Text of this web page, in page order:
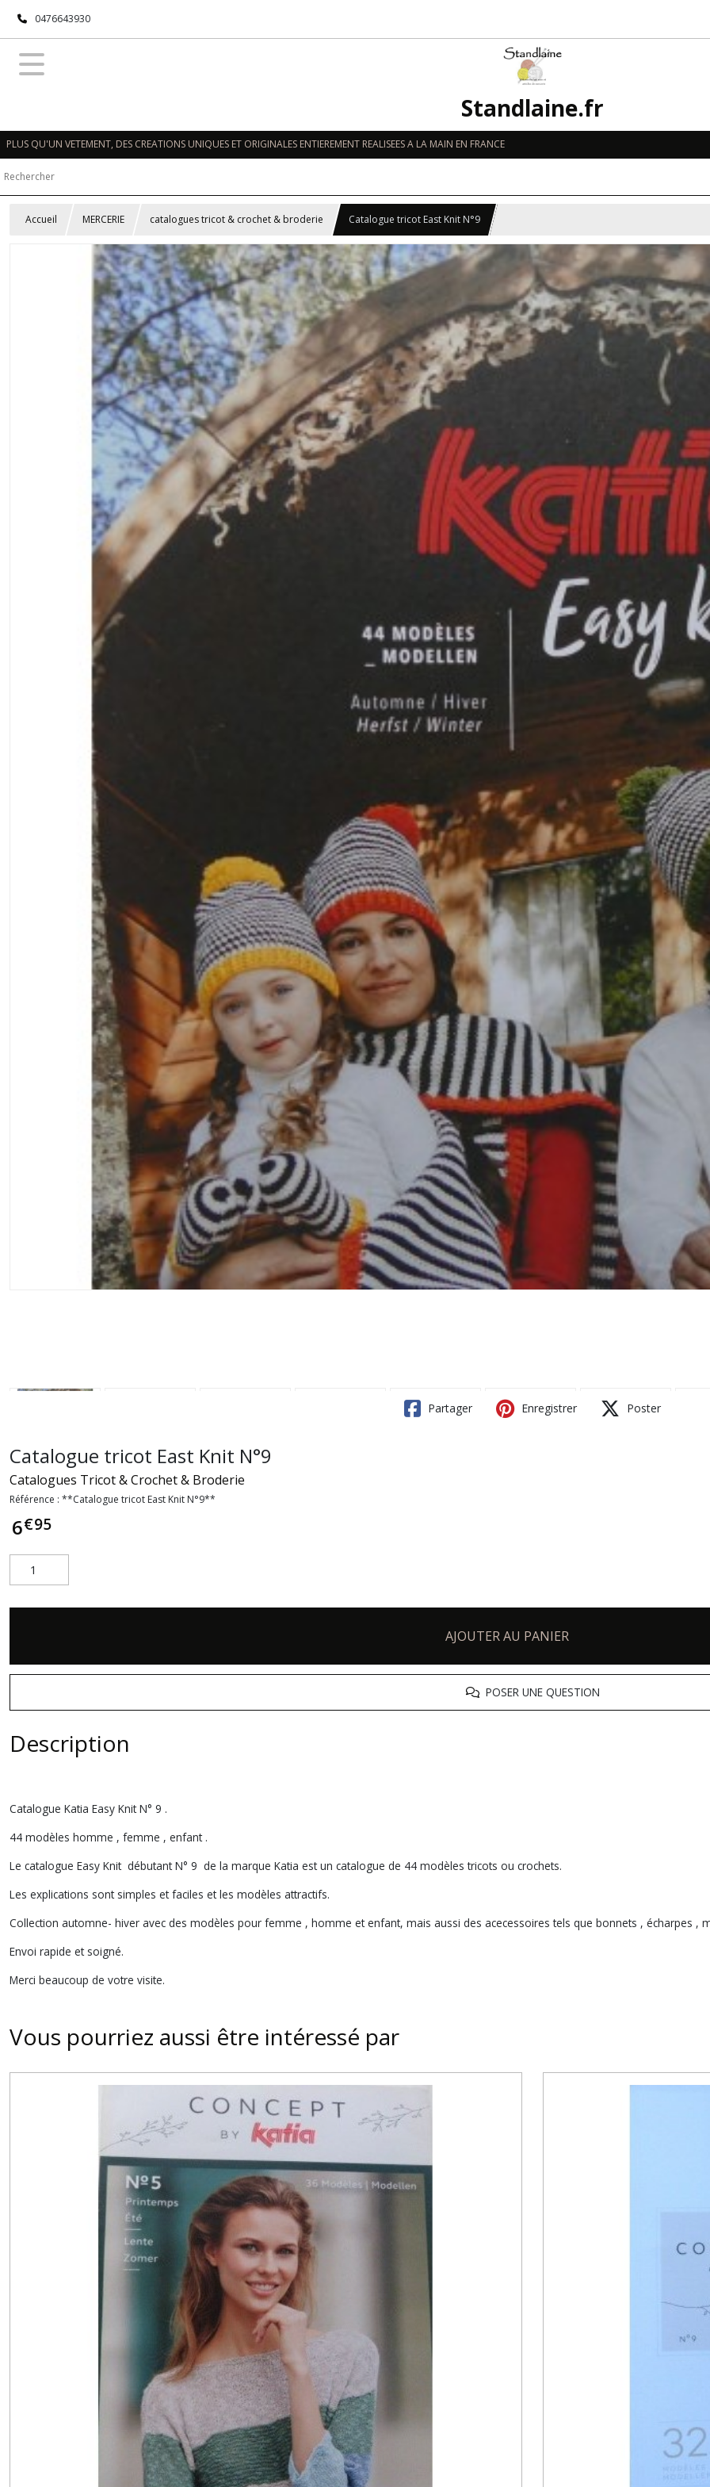
0476643930
Standlaine.fr
PLUS QU'UN VETEMENT, DES CREATIONS UNIQUES ET ORIGINALES ENTIEREMENT REALISEES A LA MAIN EN FRANCE
Accueil MERCERIE catalogues tricot & crochet & broderie Catalogue tricot East Knit N°9
Partager Enregistrer Poster
Catalogue tricot East Knit N°9
Catalogues Tricot & Crochet & Broderie
Référence : **Catalogue tricot East Knit N°9**
6€95
AJOUTER AU PANIER
POSER UNE QUESTION
Description
Catalogue Katia Easy Knit N° 9 .
44 modèles homme , femme , enfant .
Le catalogue Easy Knit débutant N° 9 de la marque Katia est un catalogue de 44 modèles tricots ou crochets.
Les explications sont simples et faciles et les modèles attractifs.
Collection automne- hiver avec des modèles pour femme , homme et enfant, mais aussi des acecessoires tels que bonnets , écharpes ,
Envoi rapide et soigné.
Merci beaucoup de votre visite.
Vous pourriez aussi être intéressé par